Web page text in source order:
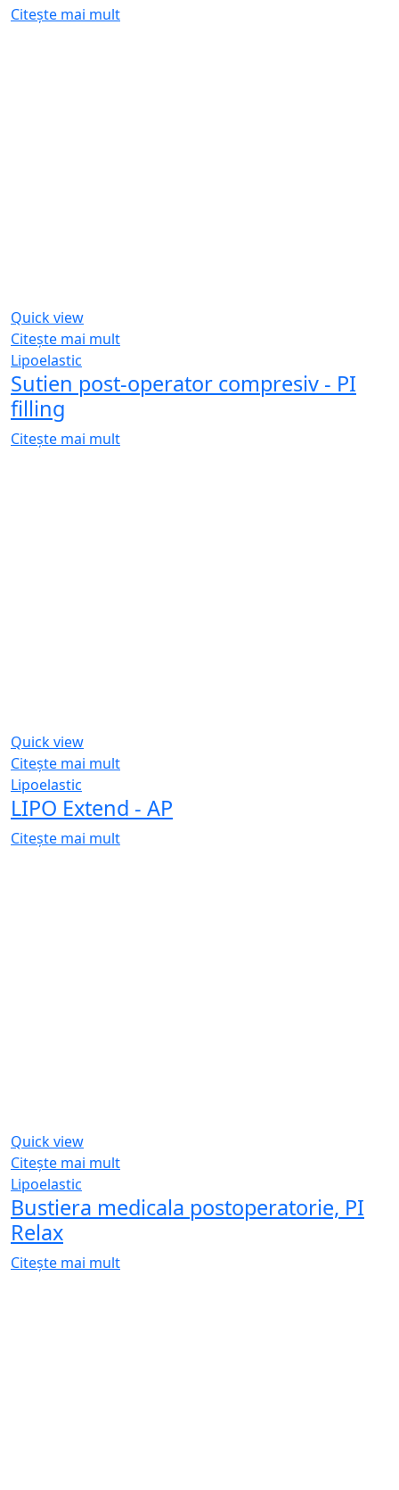
Citește mai mult
Quick view
Citește mai mult
Lipoelastic
Sutien post-operator compresiv - PI
filling
Citește mai mult
Quick view
Citește mai mult
Lipoelastic
LIPO Extend - AP
Citește mai mult
Quick view
Citește mai mult
Lipoelastic
Bustiera medicala postoperatorie, PI
Relax
Citește mai mult